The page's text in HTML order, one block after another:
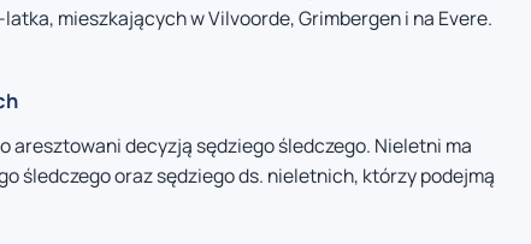
mieszkających w Vilvoorde, Grimbergen i na Evere.
aresztowani decyzją sędziego śledczego. Nieletni ma
śledczego oraz sędziego ds. nieletnich, którzy podejmą